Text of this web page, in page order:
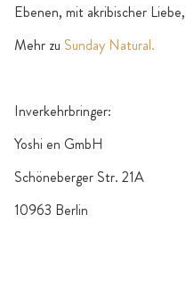
Ebenen, mit akribischer
Mehr zu Sunday Natural.
Inverkehrbringer:
Yoshi en GmbH
Schöneberger Str. 21A
10963 Berlin